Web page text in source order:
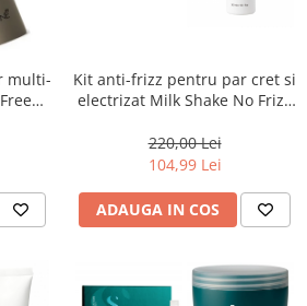
multi-
Kit anti-frizz pentru par cret si
electrizat Milk Shake No Frizz
220,00 Lei
104,99 Lei
ADAUGA IN COS